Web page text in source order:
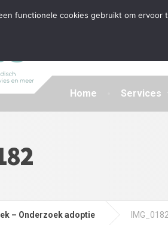
drukte kan ik beperkt nieuwe zaken
Home Services
– Onderzoek adoptie IMG_0182
functionele cookies gebruikt om